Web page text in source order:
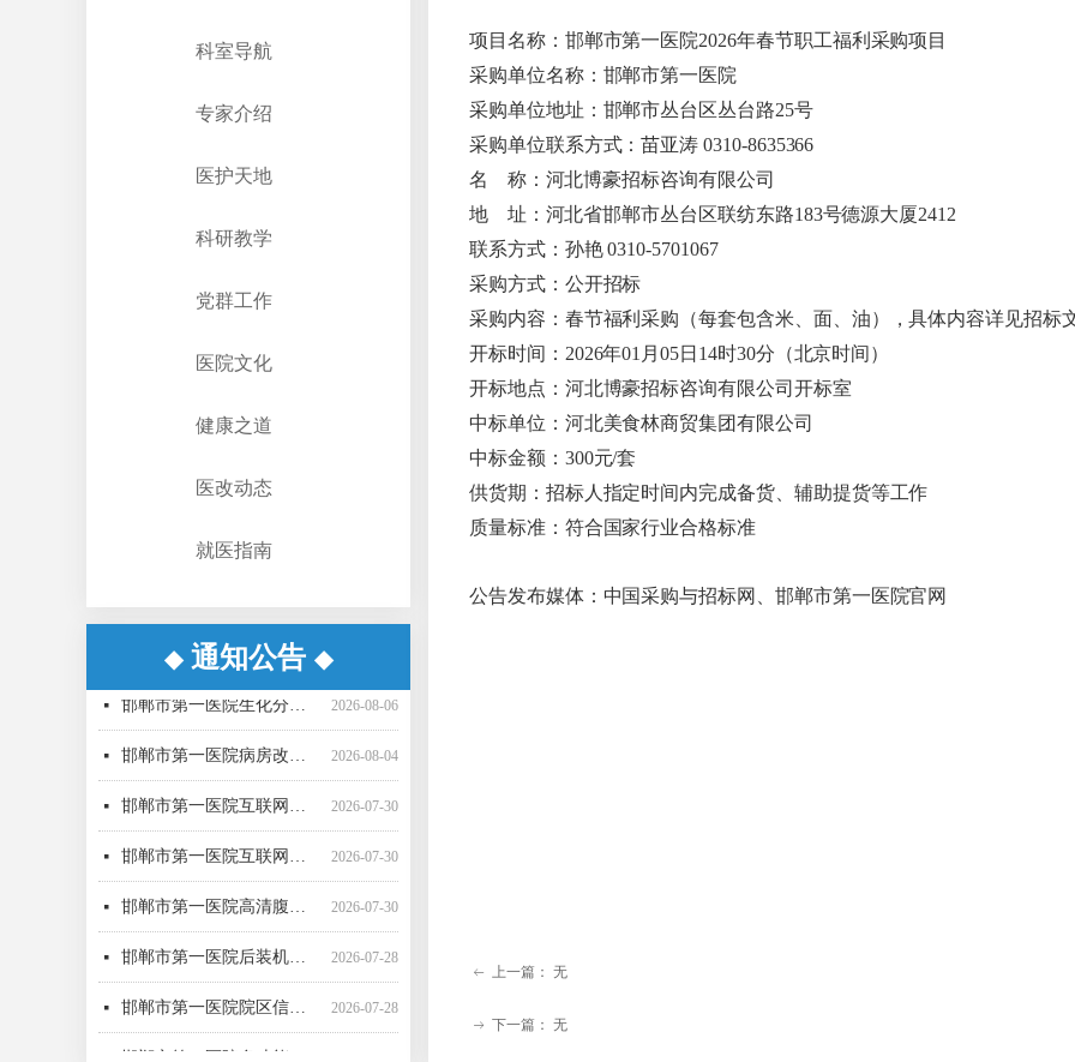
项目名称：邯郸市第一医院2026年春节职工福利采购项目
采购单位名称：邯郸市第一医院
采购单位地址：邯郸市丛台区丛台路25号
采购单位联系方式：苗亚涛 0310-8635366
名
称：河北博豪招标咨询有限公司
地
址：河北省邯郸市丛台区联纺东路183号德源大厦2412
联系方式：孙艳0310-5701067
采购方式： 公开招标
采购内容：春节福利采购（每套包含米、面、油），具体内容详见招标
开标时间 ： 2026年01 月05日 14时30分（北京时间）
开标地点：河北博豪招标咨询有限公司开标室
中标单位 ：河北美食林商贸集团有限公司
中标金额： 300元/套
供货期：招标人指定时间内完成备货、辅助提货等工作
质量标准：符合国家行业合格标准
公告发布媒体：中国采购与招标网、邯郸市第一医院官网
ꂃ 上一篇： 无
ꁹ 下一篇： 无
科室导航
专家介绍
医护天地
科研教学
党群工作
医院文化
健康之道
医改动态
就医指南
◆通知公告 ◆
邯郸市第一医院超声气压弹道碎石机采购项目（三次）中标更正公告
邯郸市第一医院超声气压弹道碎石机采购项目（三次） 公开招标中标公告
2026-08-06
넷 邯郸市第一医院生化分析仪采购项目（二次）公开招标中标公告
邯郸市第一医院病房改造提升项目施工监理询比采购公告
邯郸市第一医院直线加速器（进口）采购项目公开招标公告 邯郸市第一医院4D-CT定位机采购项目公开招标公告
邯郸市第一医院空气压力波治疗仪采购项目 成交公告
邯郸市第一医院彩超一批采购项目04包中标公告更正公告
邯郸市第一医院高清腹腔镜系统采购项目1包废标公告
邯郸市第一医院彩超一批采购项目01包公开招标中标公告邯郸市第一医院移动式C型臂X射线机采购项目 （三次）公开招标中标结果公告
邯郸市第一医院后装机采购项目（三次） 废标公告
邯郸市第一医院单光子发射断层成像系统采购项目（二次）公开招标中标公告